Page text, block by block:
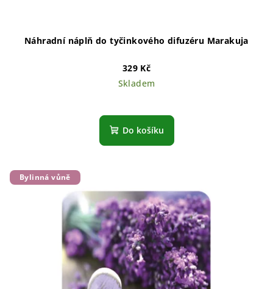
Náhradní náplň do tyčinkového difuzéru Marakuja
329 Kč
Skladem
Do košíku
Bylinná vůně